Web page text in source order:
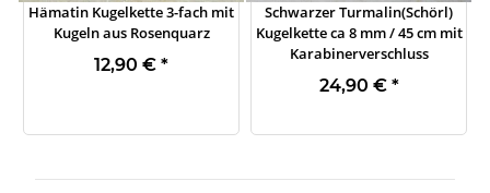
Hämatin Kugelkette 3-fach mit
Kugeln aus Rosenquarz
12,90 € *
Schwarzer Turmalin(Schörl)
Kugelkette ca 8 mm / 45 cm mit
Karabinerverschluss
24,90 € *